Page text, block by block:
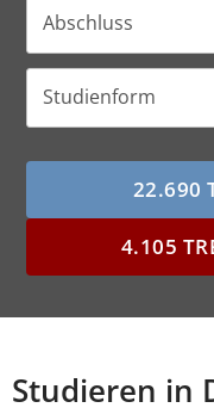
Abschluss
Studienform
Studieren in